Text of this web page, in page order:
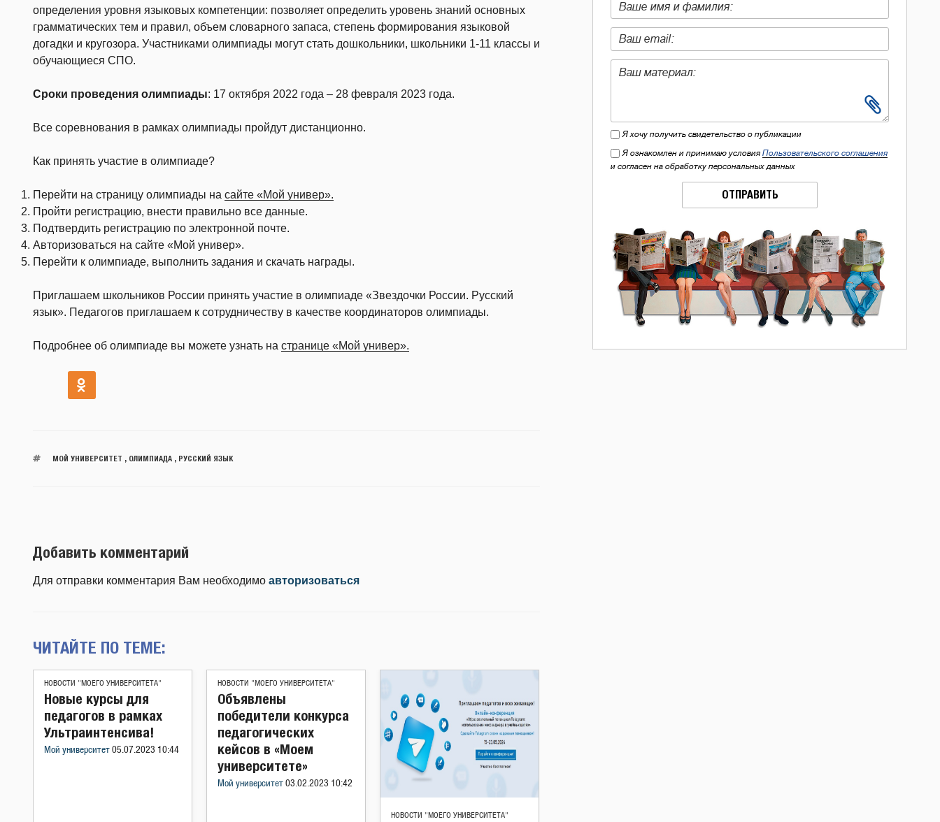
определения уровня языковых компетенции: позволяет определить уровень знаний основных
грамматических тем и правил, объем словарного запаса, степень формирования языковой
догадки и кругозора. Участниками олимпиады могут стать дошкольники, школьники 1-11 классы и
обучающиеся СПО.
Сроки проведения олимпиады: 17 октября 2022 года – 28 февраля 2023 года.
Все соревнования в рамках олимпиады пройдут дистанционно.
Как принять участие в олимпиаде?
Перейти на страницу олимпиады на сайте «Мой универ».
Пройти регистрацию, внести правильно все данные.
Подтвердить регистрацию по электронной почте.
Авторизоваться на сайте «Мой универ».
Перейти к олимпиаде, выполнить задания и скачать награды.
Приглашаем школьников России принять участие в олимпиаде «Звездочки России. Русский
язык». Педагогов приглашаем к сотрудничеству в качестве координаторов олимпиады.
Подробнее об олимпиаде вы можете узнать на странице «Мой универ».
МОЙ УНИВЕРСИТЕТ , ОЛИМПИАДА, РУССКИЙ ЯЗЫК
Добавить комментарий
Для отправки комментария Вам необходимо авторизоваться
ЧИТАЙТЕ ПО ТЕМЕ:
НОВОСТИ "МОЕГО УНИВЕРСИТЕТА"
Новые курсы для
педагогов в рамках
Ультраинтенсива!
Мой университет 05.07.2023 10:44
НОВОСТИ "МОЕГО УНИВЕРСИТЕТА"
Объявлены
победители конкурса
педагогических
кейсов в «Моем
университете»
Мой университет 03.02.2023 10:42
НОВОСТИ "МОЕГО УНИВЕРСИТЕТА"
Я хочу получить свидетельство о публикации
Я ознакомлен и принимаю условия Пользовательского соглашения
и согласен на обработку персональных данных
ОТПРАВИТЬ